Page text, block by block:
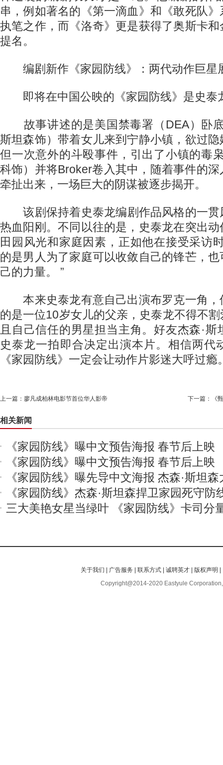
串，例如著名的《第一滴血》和《敢死队
执笔之作，而《洛奇》更是获得了奥斯卡
提名。
编剧新作《家园防线》：两代动作巨星
即将在中国公映的《家园防线》是史泰
故事讲述的是美国禁毒署（DEA）卧底
斯坦森饰）带着女儿来到宁静小镇，欲过
但一次意外的斗殴事件，引出了小镇的毒
科饰）并将Broker卷入其中，随着事件的
牵扯出来，一场巨大的阴谋被逐步揭开。
该剧保持着史泰龙编剧作品风格的一
热血阳刚。不同以往的是，史泰龙在突出
田园风光和家庭因素，正如他在接受采访
的是男人为了家庭可以收敛自己的锋芒，
己的力量。 ”
本来史泰龙有意自己出演布罗克一角，
的是一位10岁女儿的父亲，史泰龙不得不
且自己信任的男星担当主角。好友杰森·
史泰龙一拍即合决定出演本片。相信两代
《家园防线》一定会让动作片影迷大呼过瘾
上一篇： 廖凡成柏林电影节首位华人影帝 下一篇： 《
相关新闻
《家园防线》曝中文预告海报 春节后上映
《家园防线》曝中文预告海报 春节后上映
《家园防线》曝先导中文海报 杰森·斯坦
《家园防线》杰森·斯坦森捍卫家园死守防
三大美艳女星当绿叶 《家园防线》卡司分
关于我们 广告服务 |联系方式 |诚聘英才 版权声明
Copyright@2014-2020 Eastyule